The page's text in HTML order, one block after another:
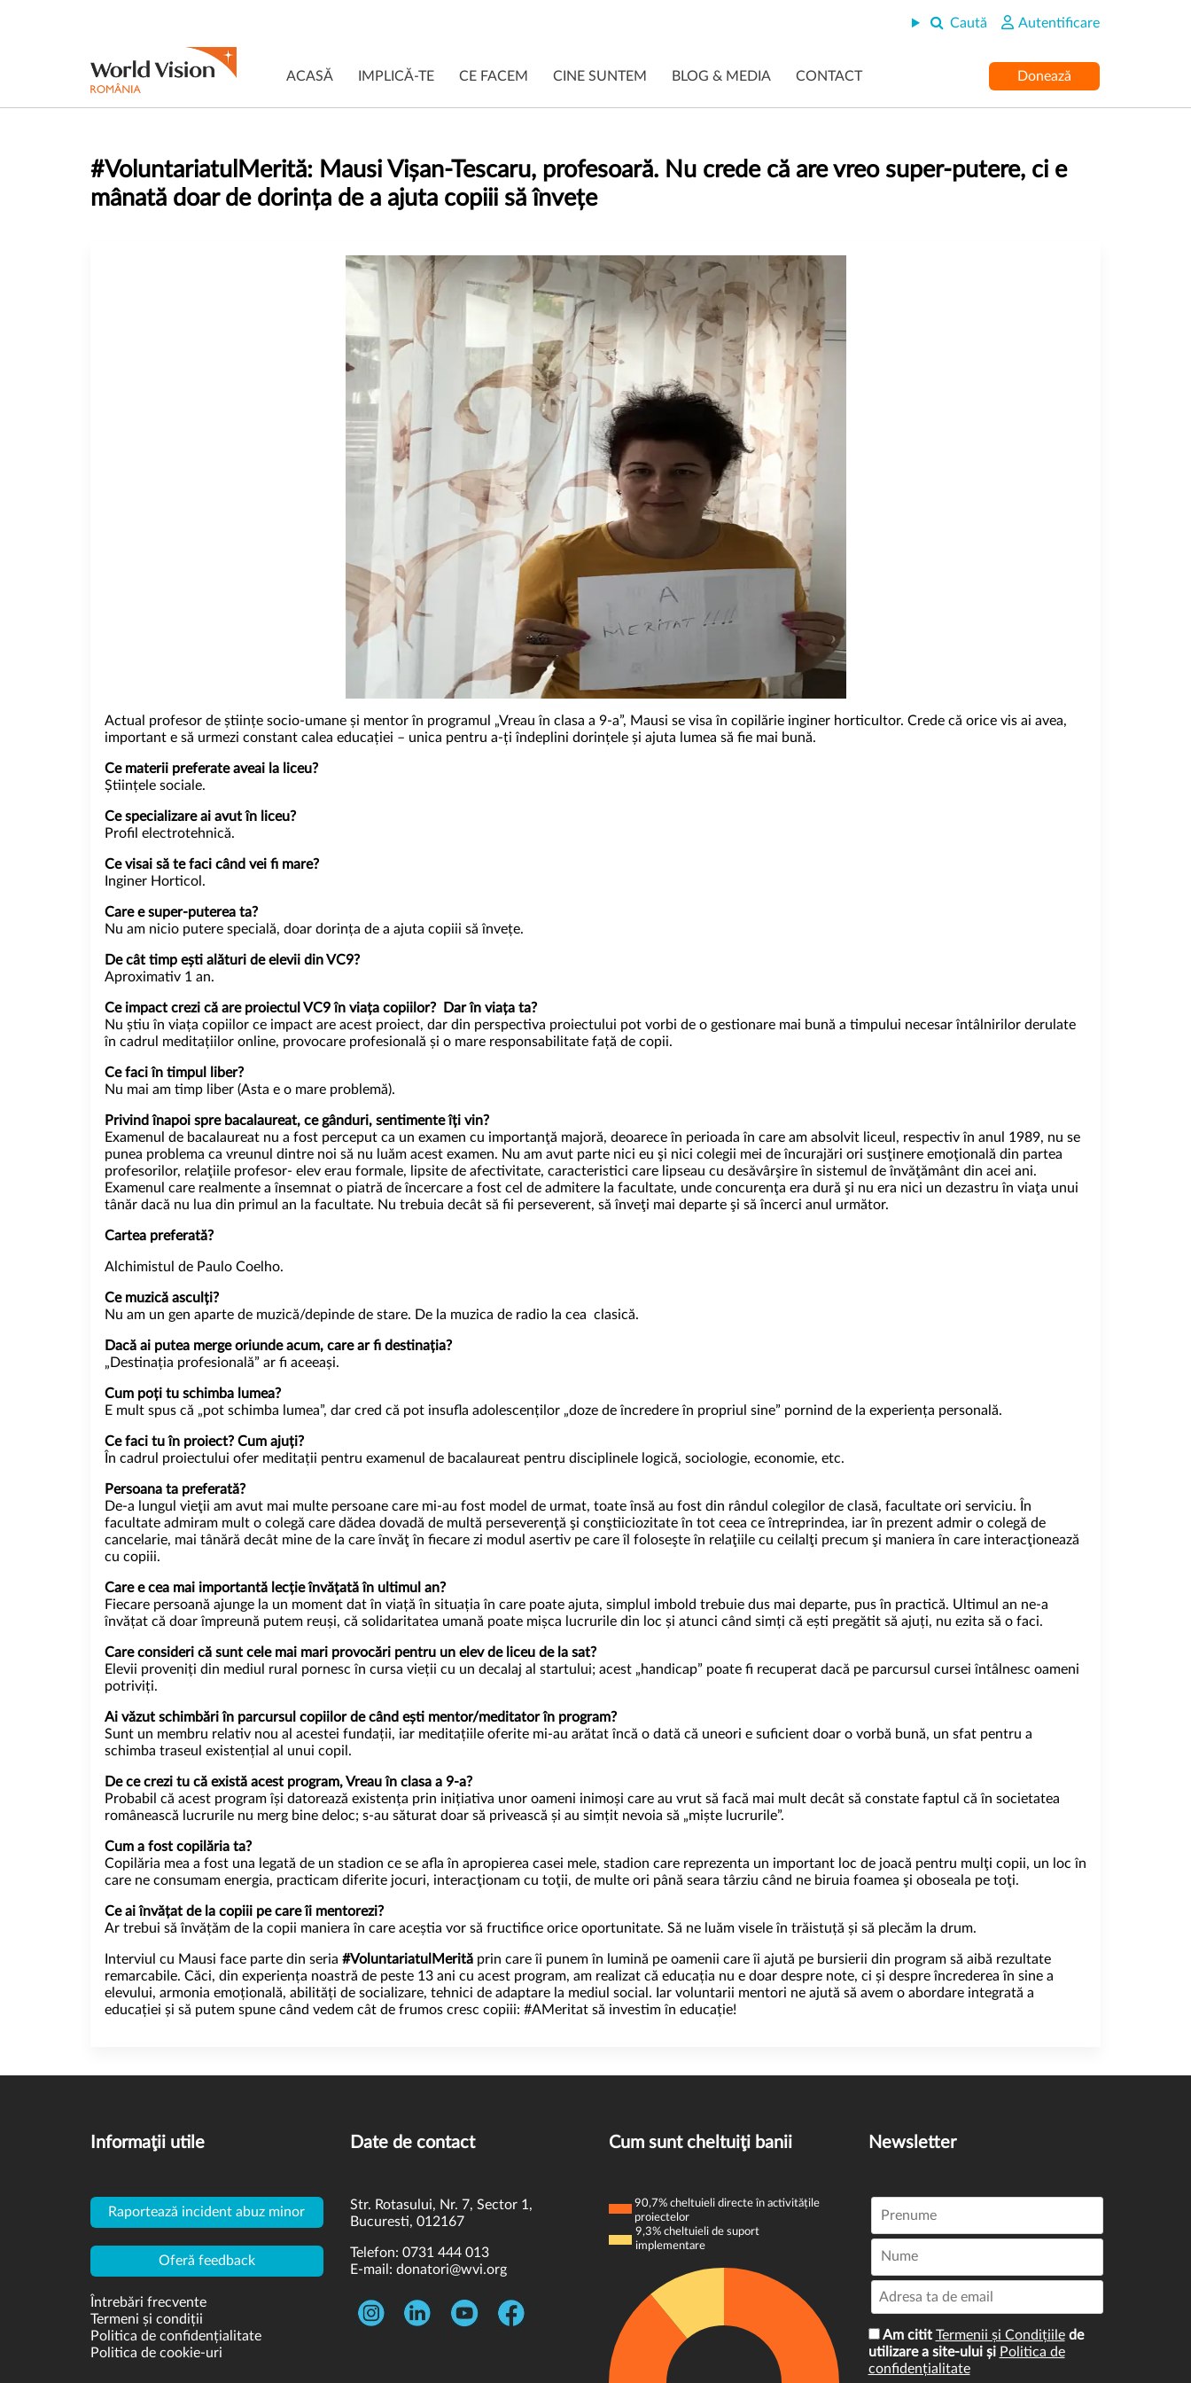
Caută Autentificare
ACASĂ IMPLICĂ-TE CE FACEM CINE SUNTEM BLOG & MEDIA CONTACT Donează
#VoluntariatulMerită: Mausi Vișan-Tescaru, profesoară. Nu crede că are vreo super-putere, ci e
mânată doar de dorința de a ajuta copiii să învețe
Actual profesor de științe socio-umane și mentor în programul „Vreau în clasa a 9-a”, Mausi se visa în copilărie inginer horticultor. Crede că orice vis ai avea,
important e să urmezi constant calea educației – unica pentru a-ți îndeplini dorințele și ajuta lumea să fie mai bună.
Ce materii preferate aveai la liceu?
Științele sociale.
Ce specializare ai avut în liceu?
Profil electrotehnică.
Ce visai să te faci când vei fi mare?
Inginer Horticol.
Care e super-puterea ta?
Nu am nicio putere specială, doar dorința de a ajuta copiii să învețe.
De cât timp ești alături de elevii din VC9?
Aproximativ 1 an.
Ce impact crezi că are proiectul VC9 în viața copiilor? Dar în viața ta?
Nu știu în viața copiilor ce impact are acest proiect, dar din perspectiva proiectului pot vorbi de o gestionare mai bună a timpului necesar întâlnirilor derulate
în cadrul meditațiilor online, provocare profesională și o mare responsabilitate față de copii.
Ce faci în timpul liber?
Nu mai am timp liber (Asta e o mare problemă).
Privind înapoi spre bacalaureat, ce gânduri, sentimente îți vin?
Examenul de bacalaureat nu a fost perceput ca un examen cu importanţă majoră, deoarece în perioada în care am absolvit liceul, respectiv în anul 1989, nu se
punea problema ca vreunul dintre noi să nu luăm acest examen. Nu am avut parte nici eu şi nici colegii mei de încurajări ori susţinere emoţională din partea
profesorilor, relaţiile profesor- elev erau formale, lipsite de afectivitate, caracteristici care lipseau cu desăvârşire în sistemul de învăţământ din acei ani.
Examenul care realmente a însemnat o piatră de încercare a fost cel de admitere la facultate, unde concurenţa era dură şi nu era nici un dezastru în viaţa unui
tânăr dacă nu lua din primul an la facultate. Nu trebuia decât să fii perseverent, să înveţi mai departe şi să încerci anul următor.
Cartea preferată?
Alchimistul de Paulo Coelho.
Ce muzică asculți?
Nu am un gen aparte de muzică/depinde de stare. De la muzica de radio la cea clasică.
Dacă ai putea merge oriunde acum, care ar fi destinația?
„Destinația profesională” ar fi aceeași.
Cum poți tu schimba lumea?
E mult spus că „pot schimba lumea”, dar cred că pot insufla adolescenților „doze de încredere în propriul sine” pornind de la experiența personală.
Ce faci tu în proiect? Cum ajuți?
În cadrul proiectului ofer meditații pentru examenul de bacalaureat pentru disciplinele logică, sociologie, economie, etc.
Persoana ta preferată?
De-a lungul vieţii am avut mai multe persoane care mi-au fost model de urmat, toate însă au fost din rândul colegilor de clasă, facultate ori serviciu. În
facultate admiram mult o colegă care dădea dovadă de multă perseverenţă şi conştiiciozitate în tot ceea ce întreprindea, iar în prezent admir o colegă de
cancelarie, mai tânără decât mine de la care învăţ în fiecare zi modul asertiv pe care îl foloseşte în relaţiile cu ceilalţi precum şi maniera în care interacţionează
cu copiii.
Care e cea mai importantă lecție învățată în ultimul an?
Fiecare persoană ajunge la un moment dat în viață în situația în care poate ajuta, simplul imbold trebuie dus mai departe, pus în practică. Ultimul an ne-a
învățat că doar împreună putem reuși, că solidaritatea umană poate mișca lucrurile din loc și atunci când simți că ești pregătit să ajuți, nu ezita să o faci.
Care consideri că sunt cele mai mari provocări pentru un elev de liceu de la sat?
Elevii proveniți din mediul rural pornesc în cursa vieții cu un decalaj al startului; acest „handicap” poate fi recuperat dacă pe parcursul cursei întâlnesc oameni
potriviți.
Ai văzut schimbări în parcursul copiilor de când ești mentor/meditator în program?
Sunt un membru relativ nou al acestei fundații, iar meditațiile oferite mi-au arătat încă o dată că uneori e suficient doar o vorbă bună, un sfat pentru a
schimba traseul existențial al unui copil.
De ce crezi tu că există acest program, Vreau în clasa a 9-a?
Probabil că acest program își datorează existența prin inițiativa unor oameni inimoși care au vrut să facă mai mult decât să constate faptul că în societatea
românească lucrurile nu merg bine deloc; s-au săturat doar să privească și au simțit nevoia să „miște lucrurile”.
Cum a fost copilăria ta?
Copilăria mea a fost una legată de un stadion ce se afla în apropierea casei mele, stadion care reprezenta un important loc de joacă pentru mulţi copii, un loc în
care ne consumam energia, practicam diferite jocuri, interacţionam cu toţii, de multe ori până seara târziu când ne biruia foamea şi oboseala pe toţi.
Ce ai învățat de la copiii pe care îi mentorezi?
Ar trebui să învățăm de la copii maniera în care aceștia vor să fructifice orice oportunitate. Să ne luăm visele în trăistuță și să plecăm la drum.
Interviul cu Mausi face parte din seria #VoluntariatulMerită prin care îi punem în lumină pe oamenii care îi ajută pe bursierii din program să aibă rezultate
remarcabile. Căci, din experiența noastră de peste 13 ani cu acest program, am realizat că educația nu e doar despre note, ci și despre încrederea în sine a
elevului, armonia emoțională, abilități de socializare, tehnici de adaptare la mediul social. Iar voluntarii mentori ne ajută să avem o abordare integrată a
educației și să putem spune când vedem cât de frumos cresc copiii: #AMeritat să investim în educație!
Informaţii utile
Raportează incident abuz minor
Oferă feedback
Întrebări frecvente
Termeni și condiții
Politica de confidențialitate
Politica de cookie-uri
Date de contact
Str. Rotasului, Nr. 7, Sector 1,
Bucuresti, 012167
Telefon: 0731 444 013
E-mail: donatori@wvi.org
Cum sunt cheltuiţi banii
90,7% cheltuieli directe în activitățile
proiectelor
9,3% cheltuieli de suport
implementare
Newsletter
Am citit Termenii și Condițiilede
utilizare a site-ului și Politica de
confidențialitate